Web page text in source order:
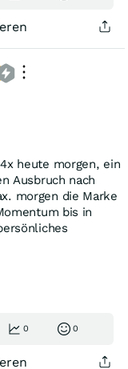
heute morgen, ein
Ausbruch nach
morgen die Marke
bis in
0 0